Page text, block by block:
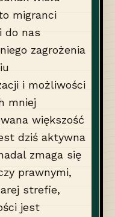
migranci
do nas
zagrożenia
i możliwości
mniej
większość
dziś aktywna
zmaga się
prawnymi,
strefie,
jest